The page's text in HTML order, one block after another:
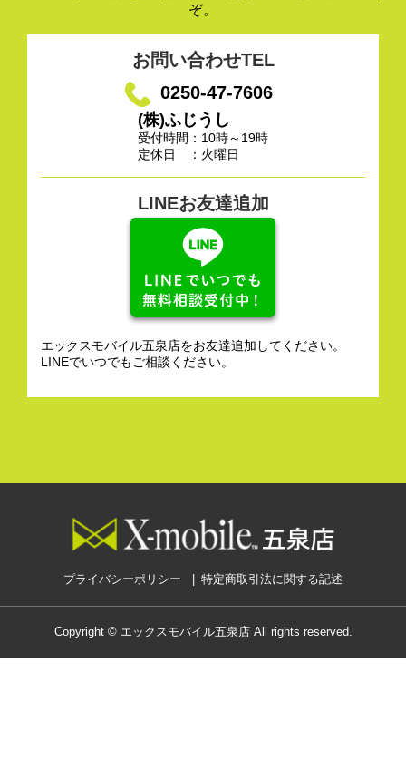
ぞ。
お問い合わせTEL
0250-47-7606
(株)ふじうし
受付時間：10時～19時
定休日 ：火曜日
LINEお友達追加
エックスモバイル五泉店をお友達追加してください。
LINEでいつでもご相談ください。
プライバシーポリシー 特定商取引法に関する記述
Copyright © エックスモバイル五泉店 All rights reserved.